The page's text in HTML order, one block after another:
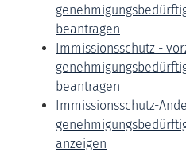
beantragen
Immissionsschutz -
beantragen
Immissionsschutz-
anzeigen